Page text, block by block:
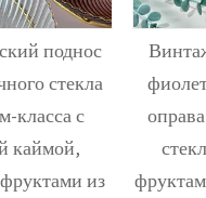
поднос
стекла
класса с
каймой,
из